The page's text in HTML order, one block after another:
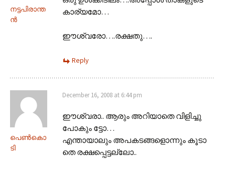
നട്ടപിരാന്ത
ന്‍
കാര്യമോ…
ഈശ്വരോ….രക്ഷതു….
Reply
പെണ്‍കൊ
ടി
December 16, 2008 at 6:44 pm
ഈശ്വരാ.. ആരും അറിയാതെ വിളിച്ചു
പോകും ട്ടോ…
എന്തായാലും അപകടങ്ങളൊന്നും കൂടാ
തെ രക്ഷപ്പെട്ടല്ലോ..